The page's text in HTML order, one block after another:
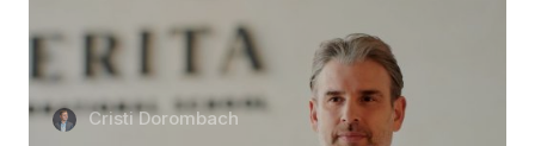
Cristi Dorombach